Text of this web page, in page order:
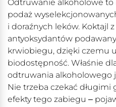
Odtruwanie alkoholowe to
podaż
i doraźnych leków. Koktajl
antyoksydantów
krwiobiegu, dzięki czemu
biodostępność. Właśnie
odtruwania alkoholowego
Nie trzeba czekać
efekty tego zabiegu ‒